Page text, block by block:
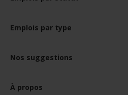
Emplois par type
Nos suggestions
À propos